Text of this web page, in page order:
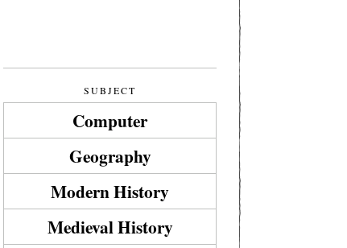
SUBJECT
Computer
Geography
Modern History
Medieval History